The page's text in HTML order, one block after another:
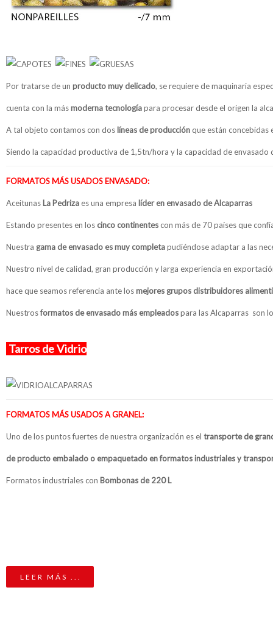
Por tratarse de un producto muy delicado, se requiere de maquinaria
cuenta con la másmoderna tecnologíapara procesar desde el origen la
A tal objeto contamos con doslíneas de producciónque están concebidas
Siendo la capacidad productiva de 1,5tn/hora y la capacidad de envasado
FORMATOS MÁS USADOS ENVASADO:
AceitunasLa Pedriza es una empresa líder en envasado de Alcaparras
Estando presentes en los cinco continentescon más de 70 países que
Nuestra gama de envasado es muy completapudiéndose adaptar a las
Nuestro nivel de calidad, gran producción y larga experiencia en
hace que seamos referencia ante losmejores grupos distribuidores
Nuestrosformatos de envasado más empleadospara las Alcaparras son
Tarros de Vidrio
FORMATOS MÁS USADOS A GRANEL:
Uno de los puntos fuertes de nuestra organización es el transporte de
de producto embalado o empaquetado en formatos industriales y
Formatos industriales con Bombonas de 220 L
LEER MÁS ...